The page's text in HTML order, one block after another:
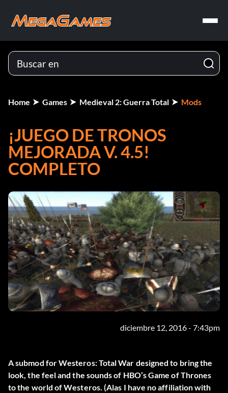
Home Games Medieval 2: Guerra Total Mods
¡JUEGO DE TRONOS
MEJORADA V. 4.5!
COMPLETO
diciembre 12, 2016 - 7:43pm
A submod for Westeros: Total War designed to bring the
look, the feel and the sounds of HBO’s Game of Thrones
to the world of Westeros. (Alas I have no affiliation with